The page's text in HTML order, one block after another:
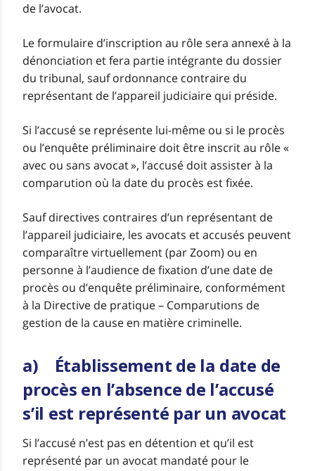
de l’avocat.
Le formulaire d’inscription au rôle sera annexé à la
dénonciation et fera partie intégrante du dossier
du tribunal, sauf ordonnance contraire du
représentant de l’appareil judiciaire qui préside.
Si l’accusé se représente lui-même ou si le procès
ou l’enquête préliminaire doit être inscrit au rôle «
avec ou sans avocat », l’accusé doit assister à la
comparution où la date du procès est fixée.
Sauf directives contraires d’un représentant de
l’appareil judiciaire, les avocats et accusés peuvent
comparaître virtuellement (par Zoom) ou en
personne à l’audience de fixation d’une date de
procès ou d’enquête préliminaire, conformément
à la Directive de pratique – Comparutions de
gestion de la cause en matière criminelle.
a) Établissement de la date de
procès en l’absence de l’accusé
s’il est représenté par un avocat
Si l’accusé n’est pas en détention et qu’il est
représenté par un avocat mandaté pour le